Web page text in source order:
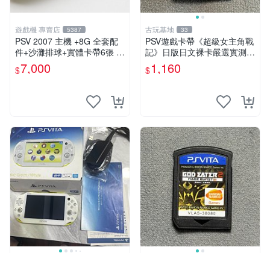
遊戲機 專賣店 5387
PSV 2007 主機 +8G 全套配
件+沙灘排球+實體卡帶6張 保
修一年 品質有保障
$7,000
古玩基地 33
PSV遊戲卡帶《超級女主角戰
記》日版日文裸卡嚴選實測正
常索尼專用 超級女主角戰記
PSV 日版 裸卡
$1,160